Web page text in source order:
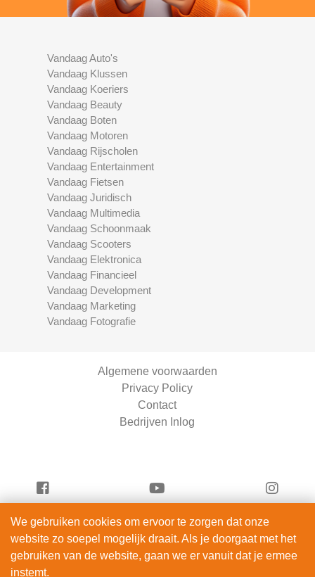
Vandaag Auto's
Vandaag Klussen
Vandaag Koeriers
Vandaag Beauty
Vandaag Boten
Vandaag Motoren
Vandaag Rijscholen
Vandaag Entertainment
Vandaag Fietsen
Vandaag Juridisch
Vandaag Multimedia
Vandaag Schoonmaak
Vandaag Scooters
Vandaag Elektronica
Vandaag Financieel
Vandaag Development
Vandaag Marketing
Vandaag Fotografie
Algemene voorwaarden
Privacy Policy
Contact
Bedrijven Inlog
Vandaag Entertainment is onderdeel van
ServiceRight B.V. | KVK 90914872
We gebruiken cookies om ervoor te zorgen dat onze
website zo soepel mogelijk draait. Als je doorgaat met het
gebruiken van de website, gaan we er vanuit dat je ermee
instemt.